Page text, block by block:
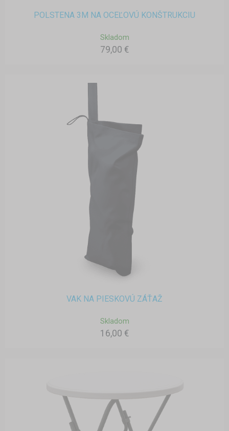
POLSTENA 3M NA OCEĽOVÚ KONŠTRUKCIU
Skladom
79,00 €
VAK NA PIESKOVÚ ZÁŤAŽ
Skladom
16,00 €